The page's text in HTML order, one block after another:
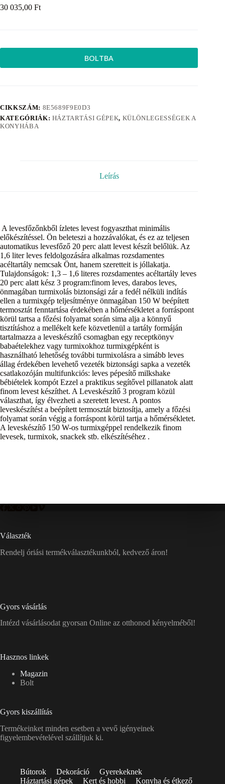
30 035,00 Ft
BOLTBA
CIKKSZÁM: 8E5689F9E0D3
KATEGÓRIÁK: HÁZTARTÁSI GÉPEK, KÜLÖNLEGESSÉGEK A
KONYHÁBA
Leírás
A levesfőzőnkből ízletes levest fogyaszthat minimális
előkészítéssel. Ön beleteszi a hozzávalókat, és ez az teljesen
automatikus levesfőző 20 perc alatt levest készít belőlük. Az
1,6 liter leves feldolgozására alkalmas rozsdamentes
acéltartály nemcsak Önt, hanem szeretteit is jóllakatja.
Tulajdonságok: 1,3 – 1,6 literes rozsdamentes acéltartály leves
20 perc alatt kész 3 program:finom leves, darabos leves,
önmagában turmixolás biztonsági zár a fedél nélküli indítás
ellen a turmixgép teljesítménye önmagában 150 W beépített
termosztát fenntartása érdekében a hőmérsékletet a forráspont
körül tartsa a főzési folyamat során sima alja a könnyű
tisztításhoz a mellékelt kefe közvetlenül a tartály formáján
tartalmazza a leveskészítő csomagban egy receptkönyv
babaételekhez vagy turmixokhoz turmixgépként is
használható lehetőség további turmixolásra a simább leves
állag érdekében levehető vezeték biztonsági sapka a vezeték
csatlakozóján multifunkciós: leves pépesítő milkshake
bébiételek kompót Ezzel a praktikus segítővel pillanatok alatt
finom levest készíthet. A Leveskészítő 3 program közül
választhat, így élvezheti a szeretett levest. A pontos
leveskészítést a beépített termosztát biztosítja, amely a főzési
folyamat során végig a forráspont körül tartja a hőmérsékletet.
A leveskészítő 150 W-os turmixgéppel rendelkezik finom
levesek, turmixok, snackek stb. elkészítéséhez .
Választék
Rendelj óriási termékválasztékunkból, kedvező áron!
Gyors vásárlás
Intézd vásárlásodat gyorsan Online az otthonod kényelméből!
Hasznos linkek
Magazin
Bolt
Gyors kiszállítás
Termékeinket minden esetben a vevő igényeinek
figyelembevételével szállítjuk ki.
Bútorok Dekoráció
Gyerekeknek
Háztartási gépek
Kert és hobbi Konyha és étkező